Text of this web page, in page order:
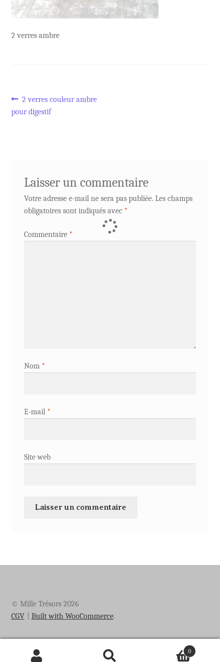
2 verres ambre
Navigation
de
Article
précédent :
2 verres couleur ambre
pour digestif
Laisser un commentaire
Votre adresse e-mail ne sera pas publiée. Les champs
obligatoires sont indiqués avec *
Commentaire *
Nom *
E-mail *
Site web
© Mille Trésors 2026
CGV
Built with WooCommerce.
0